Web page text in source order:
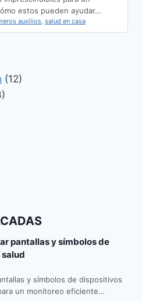
estos pueden ayudar…
auxilios, salud en casa
(12)
pantallas y símbolos de
y símbolos de dispositivos
un monitoreo eficiente…